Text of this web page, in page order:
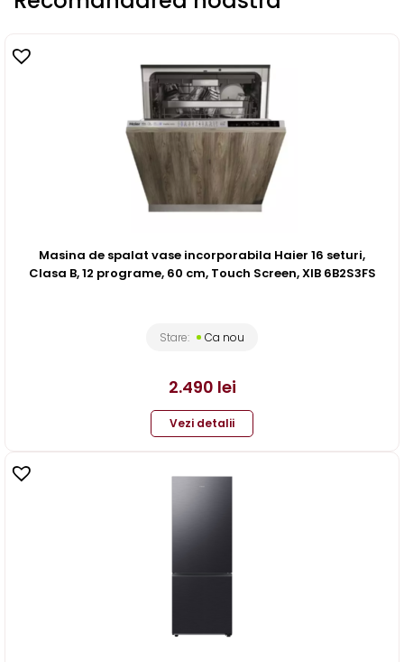
Masina de spalat vase incorporabila Haier 16 seturi,
Clasa B, 12 programe, 60 cm, Touch Screen, XIB 6B2S3FS
Stare: Ca nou
2.490 lei
Vezi detalii